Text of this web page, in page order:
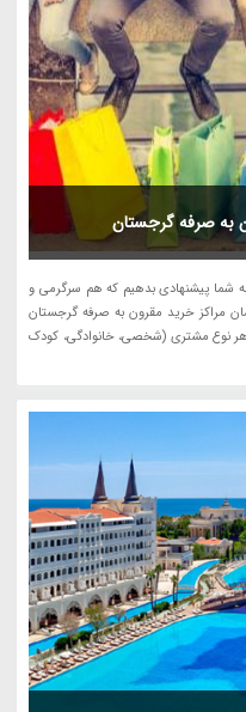
به صرفه گرجستان
شما پیشنهادی بدهیم که هم سرگرمی و
مراکز خرید مقرون به صرفه گرجستان
هر نوع مشتری (شخصی، خانوادگی، کودک